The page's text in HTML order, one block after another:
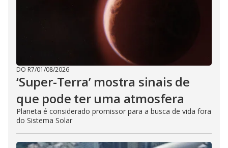
DO R7/01/08/2026
‘Super-Terra’ mostra sinais de
que pode ter uma atmosfera
Planeta é considerado promissor para a busca de vida fora
do Sistema Solar